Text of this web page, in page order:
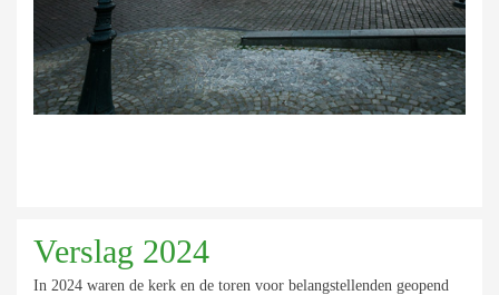
Verslag 2024
In 2024 waren de kerk en de toren voor belangstellenden geopend